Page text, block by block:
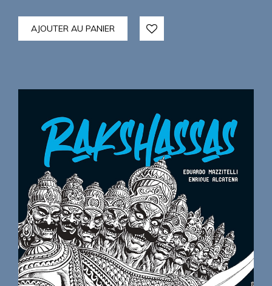
AJOUTER AU PANIER